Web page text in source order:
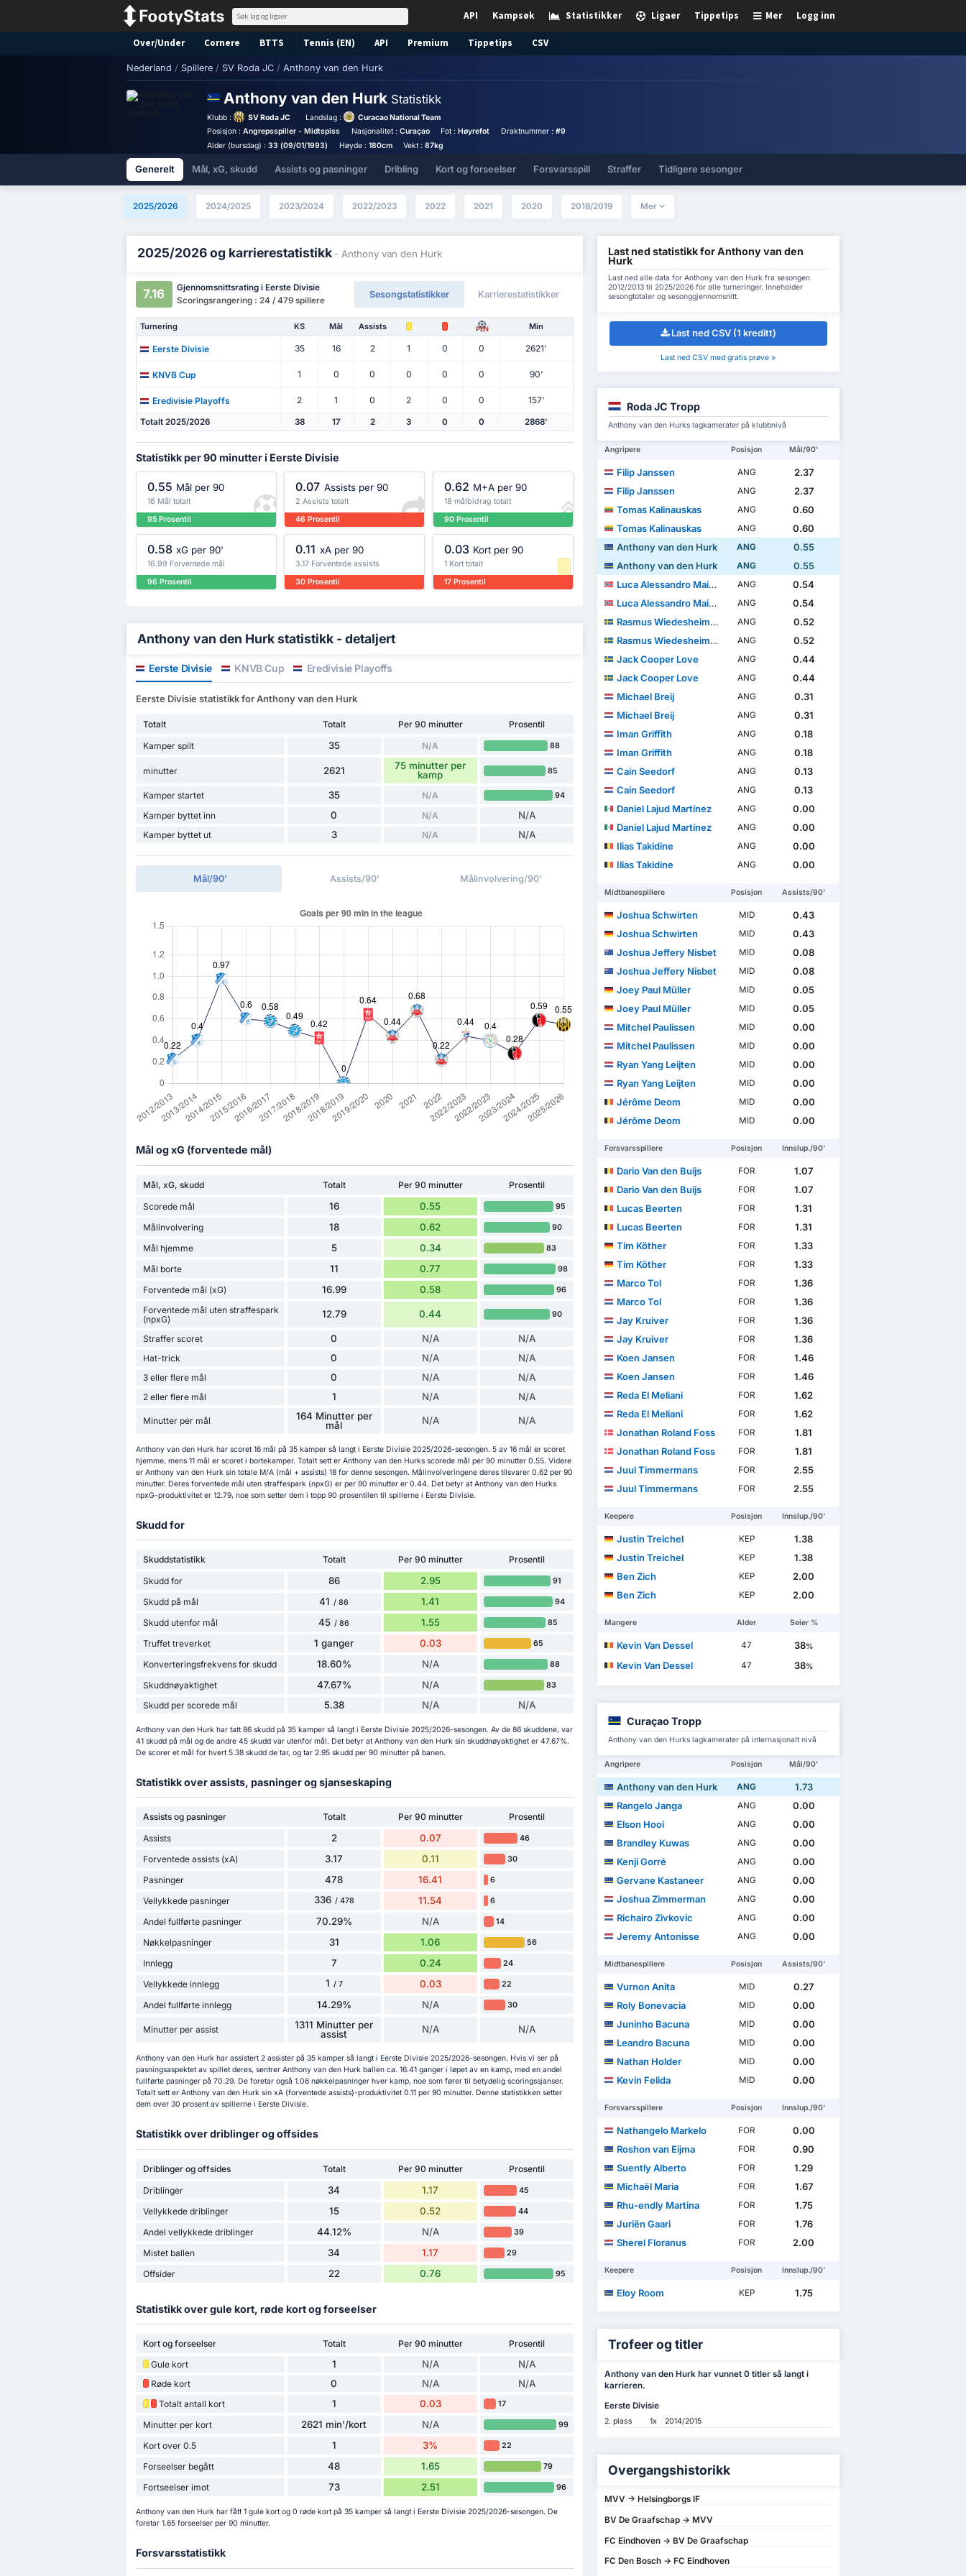
Logg inn
Mer
Tippetips
Ligaer
Statistikker
Kampsøk
API
Over/Under Cornere BTTS Tennis (EN) API Premium Tippetips CSV
Nederland / Spillere / SV Roda JC / Anthony van den Hurk
Anthony van den Hurk Statistikk
Klubb : SV Roda JC Landslag :
Curacao National Team
Posisjon :Angrepsspiller - Midtspiss Nasjonalitet : Curaçao Fot :Høyrefot Draktnummer : #9
Alder (bursdag) :33 (09/01/1993) Høyde : 180cm Vekt :87kg
Generelt Mål, xG, skudd Assists og pasninger Dribling Kort og forseelser Forsvarsspill Straffer Tidligere sesonger
2025/2026 2024/2025 2023/2024 2022/2023 2022 2021 2020 2018/2019 Mer
2025/2026 og karrierestatistikk - Anthony van den Hurk
7.16
Gjennomsnittsrating i Eerste Divisie
Scoringsrangering : 24 / 479 spillere
Sesongstatistikker Karrierestatistikker
Turnering KS Mål Assists PEN Min
Eerste Divisie 35 16 2 1 0 0 2621'
KNVB Cup 1 0 0 0 0 0 90'
Eredivisie Playoffs 2 1 0 2 0 0 157'
Totalt 2025/2026 38 17 2 3 0 0 2868'
Statistikk per 90 minutter i Eerste Divisie
0.55 Mål per 90
16 Mål totalt
95 Prosentil
0.07 Assists per 90
2 Assists totalt
46 Prosentil
0.62 M+A per 90
18 målbidrag totalt
90 Prosentil
0.58 xG per 90'
16.99 Forventede mål
96 Prosentil
0.11 xA per 90
3.17 Forventede assists
30 Prosentil
0.03 Kort per 90
1 Kort totalt
17 Prosentil
Anthony van den Hurk statistikk - detaljert
Eerste Divisie KNVB Cup Eredivisie Playoffs
Eerste Divisie statistikk for Anthony van den Hurk
Totalt Totalt Per 90 minutter
Prosentil
Kamper spilt
35 N/A 88
minutter 2621
75 minutter per
kamp
85
Kamper startet 35 N/A 94
Kamper byttet inn 0 N/A N/A
Kamper byttet ut 3 N/A N/A
Mål/90' Assists/90' Målinvolvering/90'
Mål og xG (forventede mål)
Mål, xG, skudd Totalt Per 90 minutter
Prosentil
Scorede mål
16 0.55 95
Målinvolvering 18 0.62 90
Mål hjemme 5 0.34 83
Mål borte 11 0.77 98
Forventede mål (xG) 16.99 0.58 96
Forventede mål uten straffespark
(npxG)
12.79 0.44 90
Straffer scoret 0 N/A N/A
Hat-trick 0 N/A N/A
3 eller flere mål 0 N/A N/A
2 eller flere mål 1 N/A N/A
Minutter per mål
164 Minutter per
mål
N/A N/A
Anthony van den Hurk har scoret 16 mål på 35 kamper så langt i Eerste Divisie 2025/2026-sesongen. 5 av 16 mål er scoret
hjemme, mens 11 mål er scoret i bortekamper. Totalt sett er Anthony van den Hurks scorede mål per 90 minutter 0.55. Videre
er Anthony van den Hurk sin totale M/A (mål + assists) 18 for denne sesongen. Målinvolveringene deres tilsvarer 0.62 per 90
minutter. Deres forventede mål uten straffespark (npxG) er per 90 minutter er 0.44. Det betyr at Anthony van den Hurks
npxG-produktivitet er 12.79, noe som setter dem i topp 90 prosentilen til spillerne i Eerste Divisie.
Skudd for
Skuddstatistikk Totalt Per 90 minutter
Prosentil
Skudd for
86 2.95 91
Skudd på mål 41 / 86 1.41 94
Skudd utenfor mål 45 / 86 1.55 85
Truffet treverket 1 ganger 0.03 65
Konverteringsfrekvens for skudd 18.60% N/A 88
Skuddnøyaktighet 47.67% N/A 83
Skudd per scorede mål 5.38 N/A N/A
Anthony van den Hurk har tatt 86 skudd på 35 kamper så langt i Eerste Divisie 2025/2026-sesongen. Av de 86 skuddene, var
41 skudd på mål og de andre 45 skudd var utenfor mål. Det betyr at Anthony van den Hurk sin skuddnøyaktighet er 47.67%.
De scorer et mål for hvert 5.38 skudd de tar, og tar 2.95 skudd per 90 minutter på banen.
Statistikk over assists, pasninger og sjanseskaping
Assists og pasninger Totalt Per 90 minutter
Prosentil
Assists
2 0.07 46
Forventede assists (xA) 3.17 0.11 30
Pasninger 478 16.41 6
Vellykkede pasninger 336 / 478 11.54 6
Andel fullførte pasninger 70.29% N/A 14
Nøkkelpasninger 31 1.06 56
Innlegg 7 0.24 24
Vellykkede innlegg 1 / 7 0.03 22
Andel fullførte innlegg 14.29% N/A 30
Minutter per assist
1311 Minutter per
assist
N/A N/A
Anthony van den Hurk har assistert 2 assister på 35 kamper så langt i Eerste Divisie 2025/2026-sesongen. Hvis vi ser på
pasningsaspektet av spillet deres, sentrer Anthony van den Hurk ballen ca. 16.41 ganger i løpet av en kamp, med en andel
fullførte pasninger på 70.29. De foretar også 1.06 nøkkelpasninger hver kamp, noe som fører til betydelig scoringssjanser.
Totalt sett er Anthony van den Hurk sin xA (forventede assists)-produktivitet 0.11 per 90 minutter. Denne statistikken setter
dem over 30 prosent av spillerne i Eerste Divisie.
Statistikk over driblinger og offsides
Driblinger og offsides Totalt Per 90 minutter
Prosentil
Driblinger
34 1.17 45
Vellykkede driblinger 15 0.52 44
Andel vellykkede driblinger 44.12% N/A 39
Mistet ballen 34 1.17 29
Offsider 22 0.76 95
Statistikk over gule kort, røde kort og forseelser
Kort og forseelser Totalt Per 90 minutter
Prosentil
Gule kort
1 N/A N/A
Røde kort 0 N/A N/A
Totalt antall kort 1 0.03 17
Minutter per kort 2621 min'/kort N/A 99
Kort over 0.5 1 3% 22
Forseelser begått 48 1.65 79
Fortseelser imot 73 2.51 96
Anthony van den Hurk har fått 1 gule kort og 0 røde kort på 35 kamper så langt i Eerste Divisie 2025/2026-sesongen. De
foretar 1.65 forseelser per 90 minutter.
Forsvarsstatistikk
Last ned statistikk for Anthony van den
Hurk
Last ned alle data for Anthony van den Hurk fra sesongen
2012/2013 til 2025/2026 for alle turneringer. Inneholder
sesongtotaler og sesonggjennomsnitt.
Last ned CSV (1 kreditt)
Last ned CSV med gratis prøve »
Roda JC Tropp
Anthony van den Hurks lagkamerater på klubbnivå
Angripere Posisjon Mål/90'
Filip Janssen ANG
2.37
Filip Janssen
ANG
2.37
Tomas Kalinauskas
ANG
0.60
Tomas Kalinauskas
ANG
0.60
Anthony van den Hurk
ANG
0.55
Anthony van den Hurk
ANG
0.55
Luca Alessandro Maiorano
ANG
0.54
Luca Alessandro Maiorano
ANG
0.54
Rasmus Wiedesheim-Paul
ANG
0.52
Rasmus Wiedesheim-Paul
ANG
0.52
Jack Cooper Love
ANG
0.44
Jack Cooper Love
ANG
0.44
Michael Breij
ANG
0.31
Michael Breij
ANG
0.31
Iman Griffith
ANG
0.18
Iman Griffith
ANG
0.18
Cain Seedorf
ANG
0.13
Cain Seedorf
ANG
0.13
Daniel Lajud Martínez
ANG
0.00
Daniel Lajud Martínez
ANG
0.00
Ilias Takidine
ANG
0.00
Ilias Takidine
ANG 0.00
Midtbanespillere Posisjon Assists/90'
Joshua Schwirten MID
0.43
Joshua Schwirten
MID
0.43
Joshua Jeffery Nisbet
MID
0.08
Joshua Jeffery Nisbet
MID
0.08
Joey Paul Müller
MID
0.05
Joey Paul Müller
MID
0.05
Mitchel Paulissen
MID
0.00
Mitchel Paulissen
MID
0.00
Ryan Yang Leijten
MID
0.00
Ryan Yang Leijten
MID
0.00
Jérôme Deom
MID
0.00
Jérôme Deom
MID 0.00
Forsvarsspillere Posisjon Innslup./90'
Dario Van den Buijs FOR
1.07
Dario Van den Buijs
FOR
1.07
Lucas Beerten
FOR
1.31
Lucas Beerten
FOR
1.31
Tim Köther
FOR
1.33
Tim Köther
FOR
1.33
Marco Tol
FOR
1.36
Marco Tol
FOR
1.36
Jay Kruiver
FOR
1.36
Jay Kruiver
FOR
1.36
Koen Jansen
FOR
1.46
Koen Jansen
FOR
1.46
Reda El Meliani
FOR
1.62
Reda El Meliani
FOR
1.62
Jonathan Roland Foss
FOR
1.81
Jonathan Roland Foss
FOR
1.81
Juul Timmermans
FOR
2.55
Juul Timmermans
FOR 2.55
Keepere Posisjon Innslup./90'
Justin Treichel KEP
1.38
Justin Treichel
KEP
1.38
Ben Zich
KEP
2.00
Ben Zich
KEP 2.00
Mangere Alder Seier %
Kevin Van Dessel 47 38%
Kevin Van Dessel 47 38%
Curaçao Tropp
Anthony van den Hurks lagkamerater på internasjonalt nivå
Angripere Posisjon Mål/90'
Anthony van den Hurk ANG
1.73
Rangelo Janga
ANG
0.00
Elson Hooi
ANG
0.00
Brandley Kuwas
ANG
0.00
Kenji Gorré
ANG
0.00
Gervane Kastaneer
ANG
0.00
Joshua Zimmerman
ANG
0.00
Richairo Zivkovic
ANG
0.00
Jeremy Antonisse
ANG 0.00
Midtbanespillere Posisjon Assists/90'
Vurnon Anita MID
0.27
Roly Bonevacia
MID
0.00
Juninho Bacuna
MID
0.00
Leandro Bacuna
MID
0.00
Nathan Holder
MID
0.00
Kevin Felida
MID 0.00
Forsvarsspillere Posisjon Innslup./90'
Nathangelo Markelo FOR
0.00
Roshon van Eijma
FOR
0.90
Suently Alberto
FOR
1.29
Michaël Maria
FOR
1.67
Rhu-endly Martina
FOR
1.75
Juriën Gaari
FOR
1.76
Sherel Floranus
FOR 2.00
Keepere Posisjon Innslup./90'
Eloy Room KEP 1.75
Trofeer og titler
Anthony van den Hurk har vunnet 0 titler så langt i
karrieren.
Eerste Divisie
2. plass 1x 2014/2015
Overgangshistorikk
MVV -> Helsingborgs IF
BV De Graafschap -> MVV
FC Eindhoven -> BV De Graafschap
FC Den Bosch -> FC Eindhoven